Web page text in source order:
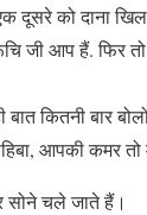
दूसरे को दाना
जी आप हैं. फिर
कितनी बार
आपकी कमर तो
चले जाते हैं।